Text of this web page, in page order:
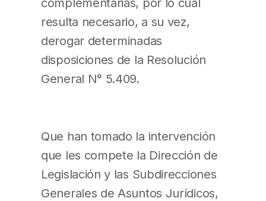
resulta necesario, a su vez,
derogar determinadas
disposiciones de la Resolución
General N° 5.409.
Que han tomado la intervención
que les compete la Dirección de
Legislación y las Subdirecciones
Generales de Asuntos Jurídicos,